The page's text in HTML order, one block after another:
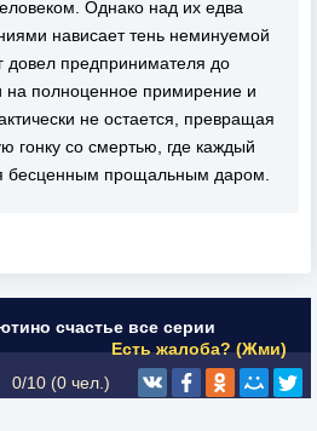
Однако над их едва
нависает тень неминуемой
довел предпринимателя до
на полноценное примирение и
не остается, превращая
гонку со смертью, где каждый
бесценным прощальным даром.
счастье все серии
Есть жалоба? (Жми)
0/10 (0 чел.)